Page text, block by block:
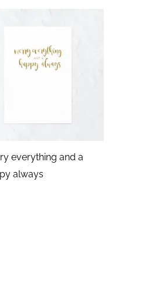
everything and a
always